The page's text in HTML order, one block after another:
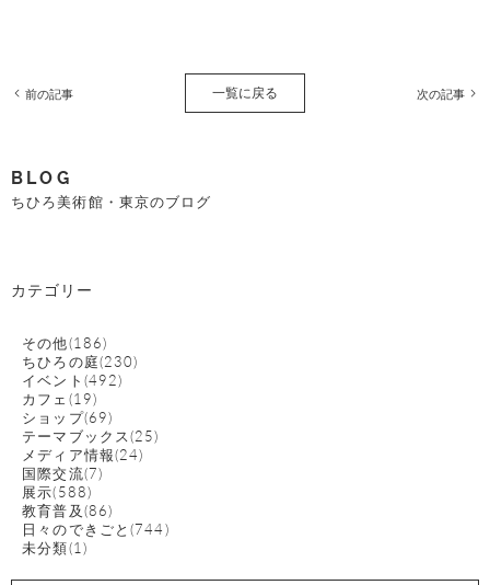
前の記事 一覧に戻る 次の記事
BLOG
ちひろ美術館・東京のブログ
カテゴリー
その他(186)
ちひろの庭(230)
イベント(492)
カフェ(19)
ショップ(69)
テーマブックス(25)
メディア情報(24)
国際交流(7)
展示(588)
教育普及(86)
日々のできごと(744)
未分類(1)